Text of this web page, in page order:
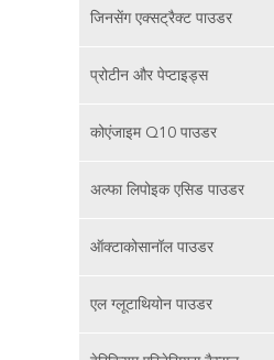
जिनसेंग एक्सट्रैक्ट पाउडर
प्रोटीन और पेप्टाइड्स
कोएंजाइम Q10 पाउडर
अल्फा लिपोइक एसिड पाउडर
ऑक्टाकोसानॉल पाउडर
एल ग्लूटाथियोन पाउडर